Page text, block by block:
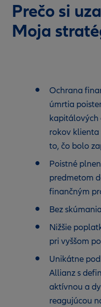
Prečo si
Moja
Ochrana
úmrtia
kapitálových
rokov
to, čo bolo
Poistné
predmetom
finančným
Bez
Nižšie
pri vyššom
Unikátne
Allianz s
aktívnou a
reagujúcou